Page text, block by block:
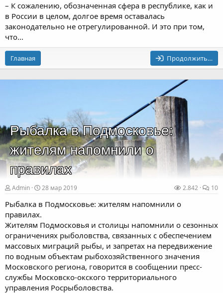
– К сожалению, обозначенная сфера в республике, как и
в России в целом, долгое время оставалась
законодательно не отрегулированной. И это при том,
что...
Главная Продолжить…
Рыбалка в Подмосковье:
жителям напомнили о
правилах
Admin 28 мар 2019 2.842 10
Рыбалка в Подмосковье: жителям напомнили о
правилах.
Жителям Подмосковья и столицы напомнили о сезонных
ограничениях рыболовства, связанных с обеспечением
массовых миграций рыбы, и запретах на передвижение
по водным объектам рыбохозяйственного значения
Московского региона, говорится в сообщении пресс-
службы Московско-окского территориального
управления Росрыболовства.